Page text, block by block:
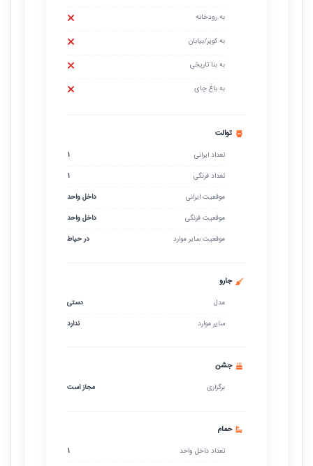
به رودخانه
به کویر/بیابان
به بنا تاریخی
به باغ چای
توالت
تعداد ایرانی
1
تعداد فرنگی
1
موقعیت ایرانی
داخل واحد
موقعیت فرنگی
داخل واحد
موقعیت سایر موارد
در حیاط
جارو
مدل
دستی
سایر موارد
ندارد
جشن
برگزاری مجاز است
حمام
تعداد داخل واحد
1